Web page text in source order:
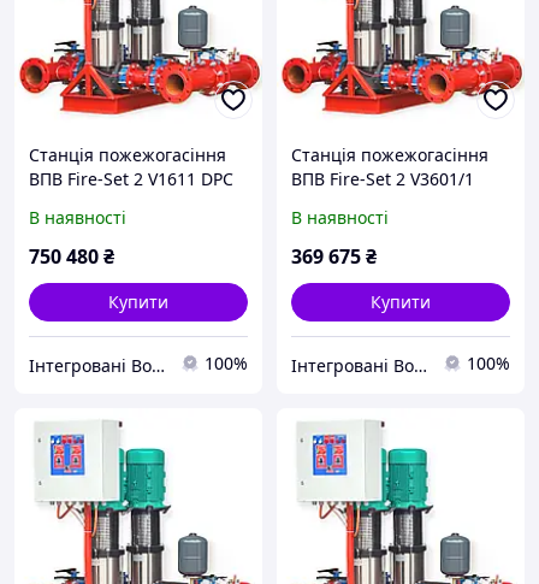
Станція пожежогасіння
ВПВ Fire-Set 2 V1611 DPC
В наявності
750 480₴
Купити
Інтегровані Водні Технології ТОВ 100%
Станція пожежогасіння
ВПВ Fire-Set 2 V3601/1
В наявності
369 675₴
Купити
Інтегровані Водні Технології ТОВ 100%